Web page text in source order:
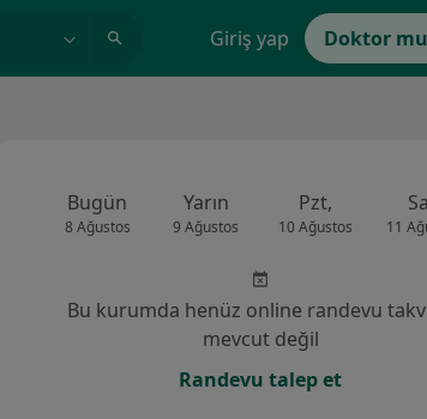
Giriş yap Doktor
Bugün
8 Ağustos
Yarın
9 Ağustos
Pzt,
10 Ağustos 11
Bu kurumda henüz online randevu
mevcut değil
Randevu talep et